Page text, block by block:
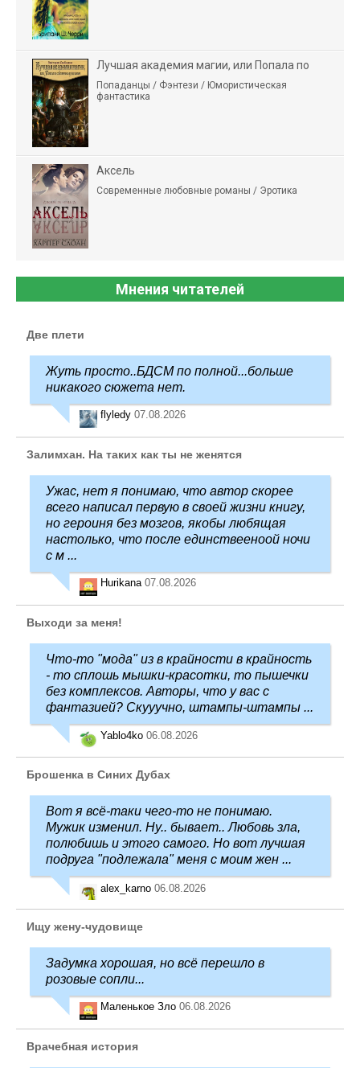
Лучшая академия магии, или Попала по
Попаданцы / Фэнтези / Юмористическая
фантастика
Аксель
Современные любовные романы / Эротика
Мнения читателей
Две плети
Жуть просто..БДСМ по полной...больше
никакого сюжета нет.
flyledy 07.08.2026
Залимхан. На таких как ты не женятся
Ужас, нет я понимаю, что автор скорее
всего написал первую в своей жизни книгу,
но героиня без мозгов, якобы любящая
настолько, что после единствееноой ночи
с м ...
Hurikana 07.08.2026
Выходи за меня!
Что-то "мода" из в крайности в крайность
- то сплошь мышки-красотки, то пышечки
без комплексов. Авторы, что у вас с
фантазией? Скууучно, штампы-штампы ...
Yablo4ko 06.08.2026
Брошенка в Синих Дубах
Вот я всё-таки чего-то не понимаю.
Мужик изменил. Ну.. бывает.. Любовь зла,
полюбишь и этого самого. Но вот лучшая
подруга "подлежала" меня с моим жен ...
alex_karno 06.08.2026
Ищу жену-чудовище
Задумка хорошая, но всё перешло в
розовые сопли...
Маленькое Зло 06.08.2026
Врачебная история